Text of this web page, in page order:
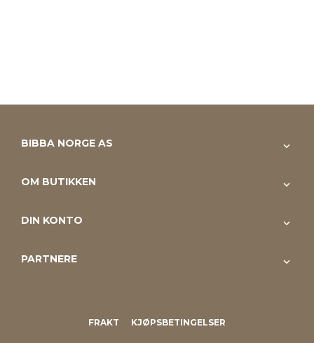
BIBBA NORGE AS
OM BUTIKKEN
DIN KONTO
PARTNERE
FRAKT KJØPSBETINGELSER